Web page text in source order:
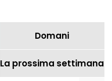
Domani
La prossima settimana